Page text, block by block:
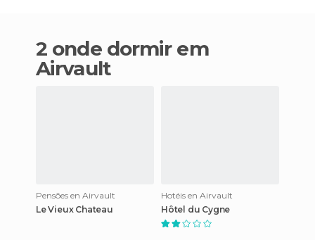
2 onde dormir em
Airvault
Pensões en Airvault
Le Vieux Chateau
Hotéis en Airvault
Hôtel du Cygne